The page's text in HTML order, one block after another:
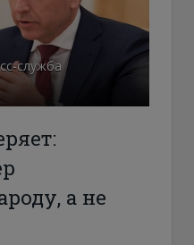
служба
а не